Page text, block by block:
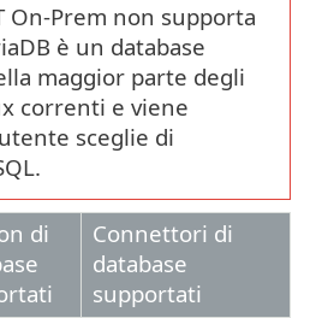
On-Prem non supporta
è un database
maggior parte degli
correnti e viene
sceglie di
di
Connettori di
database
supportati